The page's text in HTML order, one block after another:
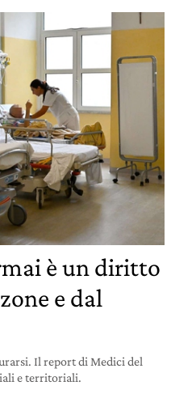
è un diritto
e dal
Il report di Medici del
e territoriali.